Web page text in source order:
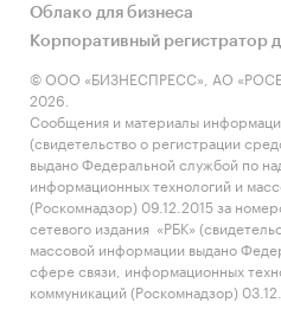
Облако для бизнеса
Корпоративный регистратор
© ООО «БИЗНЕСПРЕСС», АО
2026.
Сообщения и материалы
(свидетельство о регистрации
выдано Федеральной службой по
информационных технологий и
(Роскомнадзор) 09.12.2015 за
сетевого издания «РБК»
массовой информации выдано
сфере связи, информационных
коммуникаций (Роскомнадзор)